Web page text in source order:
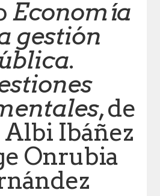
Economía
gestión
, de
Ibáñez
Onrubia